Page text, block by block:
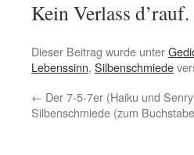
Kein Verlass d’rauf.
Dieser Beitrag wurde unter
Lebenssinn, Silbenschmiede
← Der 7-5-7er (Haiku und
Silbenschmiede (zum